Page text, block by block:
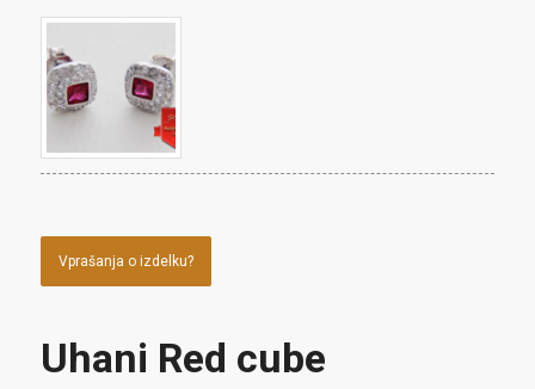
Vprašanja o izdelku?
Uhani Red cube